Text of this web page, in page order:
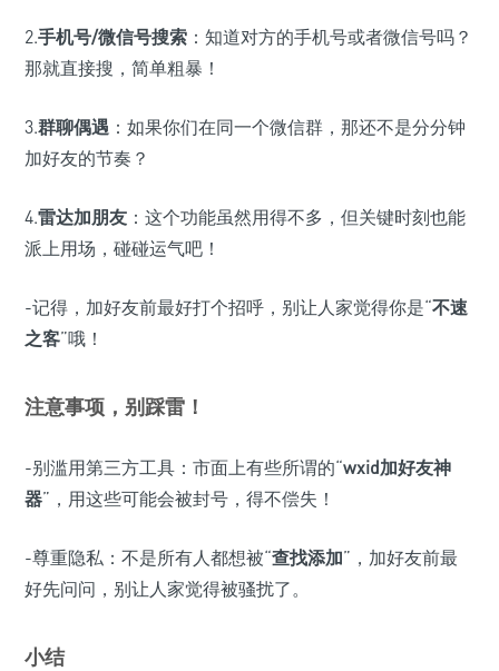
2.手机号/微信号搜索 ：知道对方的手机号或者微信号吗？
那就直接搜，简单粗暴！
3.群聊偶遇 ：如果你们在同一个微信群，那还不是分分钟
加好友的节奏？
4.雷达加朋友 ：这个功能虽然用得不多，但关键时刻也能
派上用场，碰碰运气吧！
-记得，加好友前最好打个招呼，别让人家觉得你是“不速
之客”哦！
注意事项，别踩雷！
-别滥用第三方工具：市面上有些所谓的“wxid加好友神
器”，用这些可能会被封号，得不偿失！
-尊重隐私：不是所有人都想被“查找添加”，加好友前最
好先问问，别让人家觉得被骚扰了。
小结